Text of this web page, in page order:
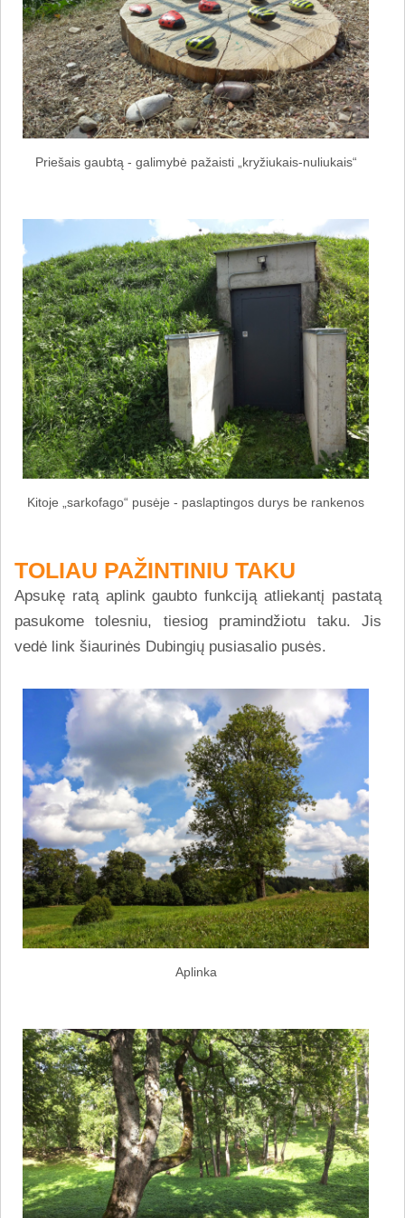
Priešais gaubtą - galimybė pažaisti „kryžiukais-nuliukais“
Kitoje „sarkofago“ pusėje - paslaptingos durys be rankenos
TOLIAU PAŽINTINIU TAKU
Apsukę ratą aplink gaubto funkciją atliekantį pastatą
pasukome tolesniu, tiesiog pramindžiotu taku. Jis
vedė link šiaurinės Dubingių pusiasalio pusės.
Aplinka